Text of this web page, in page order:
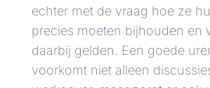
echter met de vraag hoe ze
precies moeten bijhouden en
daarbij gelden. Een goede
voorkomt niet alleen